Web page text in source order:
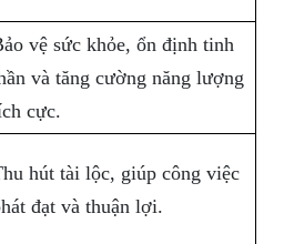
vệ sức khỏe, ổn định tinh
và tăng cường năng lượng
cực.
hút tài lộc, giúp công việc
đạt và thuận lợi.